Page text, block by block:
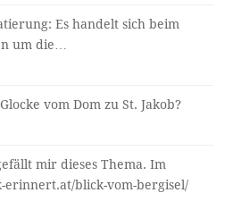
Es handelt sich beim
um die…
vom Dom zu St. Jakob?
mir dieses Thema. Im
erinnert.at/blick-vom-bergisel/